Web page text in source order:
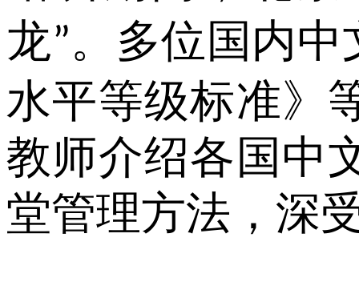
龙”。多位国内
水平等级标准》
教师介绍各国中
堂管理方法，深